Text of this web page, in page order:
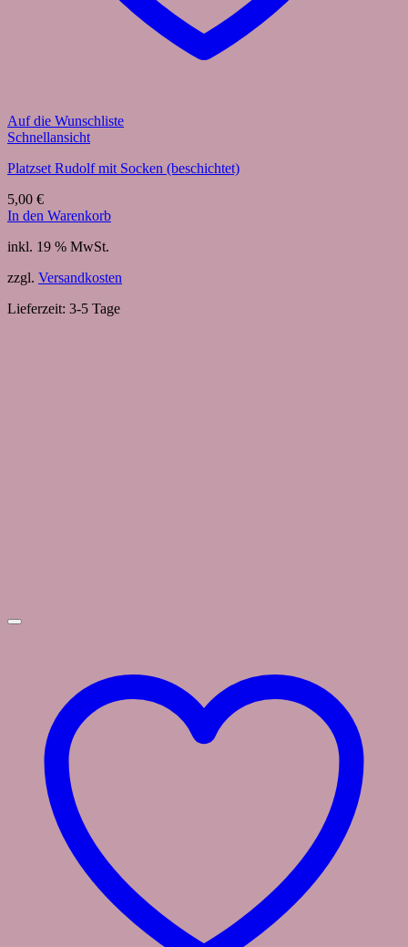
Auf die Wunschliste
Schnellansicht
Platzset Rudolf mit Socken (beschichtet)
5,00 €
In den Warenkorb
inkl. 19 % MwSt.
zzgl. Versandkosten
Lieferzeit: 3-5 Tage